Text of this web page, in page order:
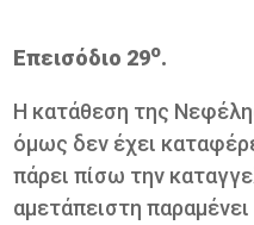
Επεισόδιο 29ο.
Η κατάθεση της
όμως δεν έχει
πάρει πίσω την
αμετάπειστη